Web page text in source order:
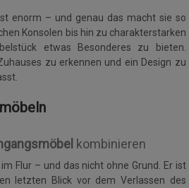
enorm – und genau das macht sie so
Konsolen bis hin zu charakterstarken
etwas Besonderes zu bieten.
zu erkennen und ein Design zu
kombinieren
Flur – und das nicht ohne Grund. Er ist
letzten Blick vor dem Verlassen des